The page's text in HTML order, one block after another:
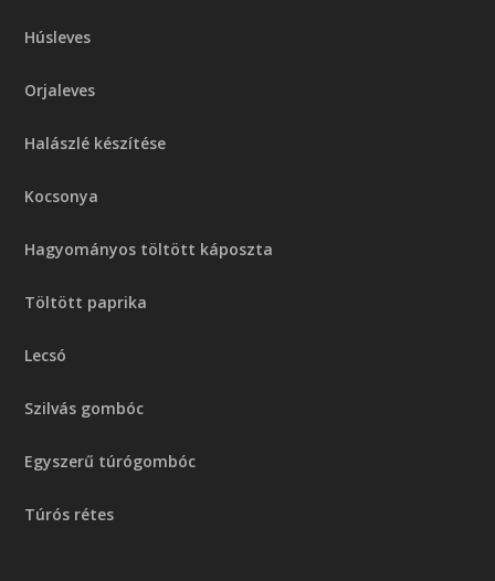
Húsleves
Orjaleves
Halászlé készítése
Kocsonya
Hagyományos töltött káposzta
Töltött paprika
Lecsó
Szilvás gombóc
Egyszerű túrógombóc
Túrós rétes